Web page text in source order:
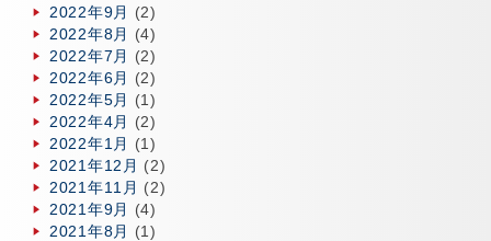
2022年9月
(2)
2022年8月
(4)
2022年7月
(2)
2022年6月
(2)
2022年5月
(1)
2022年4月
(2)
2022年1月
(1)
2021年12月 (2)
2021年11月 (2)
2021年9月
(4)
2021年8月
(1)